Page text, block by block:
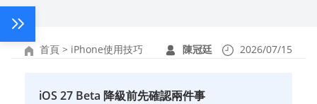
首頁 > iPhone使用技巧 陳冠廷 2026/07/15
iOS 27 Beta 降級前先確認兩件事